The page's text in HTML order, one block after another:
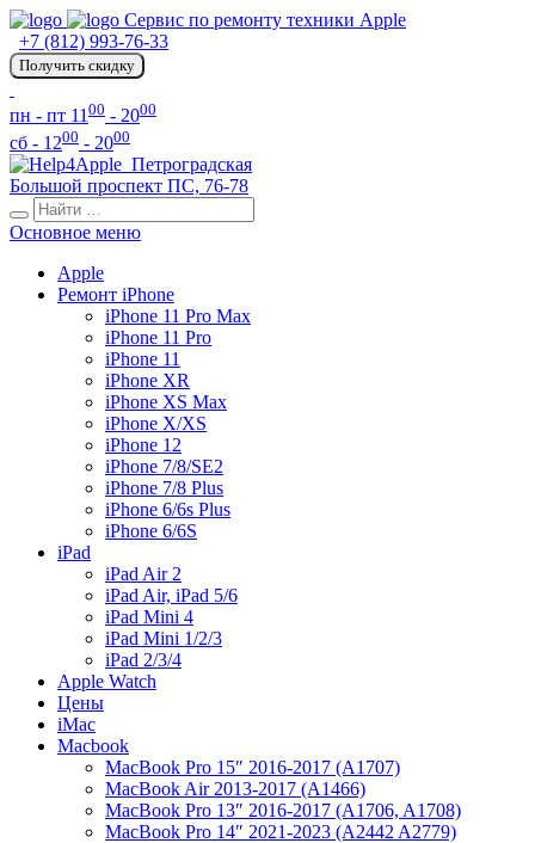
Сервис по ремонту техники Apple
+7 (812) 993-76-33
Получить скидку
пн - пт 11 00 - 2000
сб - 1200 - 2000
Петроградская
Большой проспект ПС, 76-78
Основное меню
Apple
Ремонт iPhone
iPhone 11 Pro Max
iPhone 11 Pro
iPhone 11
iPhone XR
iPhone XS Max
iPhone X/XS
iPhone 12
iPhone 7/8/SE2
iPhone 7/8 Plus
iPhone 6/6s Plus
iPhone 6/6S
iPad
iPad Air 2
iPad Air, iPad 5/6
iPad Mini 4
iPad Mini 1/2/3
iPad 2/3/4
Apple Watch
Цены
iMac
Macbook
MacBook Pro 15″ 2016-2017 (A1707)
MacBook Air 2013-2017 (A1466)
MacBook Pro 13″ 2016-2017 (A1706, A1708)
MacBook Pro 14″ 2021-2023 (A2442 A2779)